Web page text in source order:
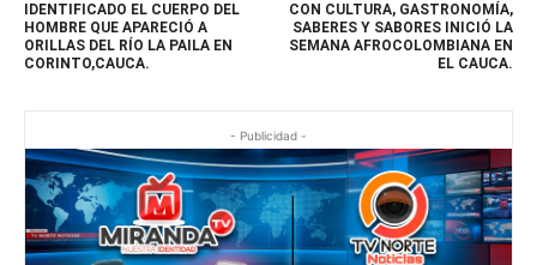
IDENTIFICADO EL CUERPO DEL
HOMBRE QUE APARECIÓ A
ORILLAS DEL RÍO LA PAILA EN
CORINTO,CAUCA.
CON CULTURA, GASTRONOMÍA,
SABERES Y SABORES INICIÓ LA
SEMANA AFROCOLOMBIANA EN
EL CAUCA.
- Publicidad -